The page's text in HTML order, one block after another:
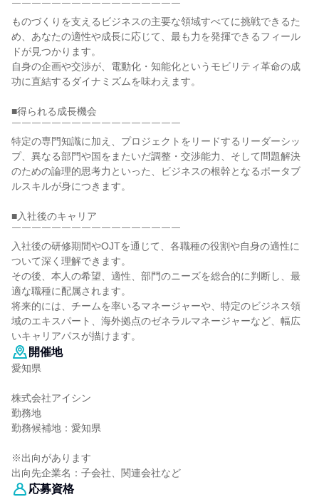
￣￣￣￣￣￣￣￣￣￣￣￣￣￣￣￣￣
ものづくりを支えるビジネスの主要な領域すべてに挑戦できるた
め、あなたの適性や成長に応じて、最も力を発揮できるフィール
ドが見つかります。
自身の企画や交渉が、電動化・知能化というモビリティ革命の成
功に直結するダイナミズムを味わえます。
■得られる成長機会
￣￣￣￣￣￣￣￣￣￣￣￣￣￣￣￣￣
特定の専門知識に加え、プロジェクトをリードするリーダーシッ
プ、異なる部門や国をまたいだ調整・交渉能力、そして問題解決
のための論理的思考力といった、ビジネスの根幹となるポータブ
ルスキルが身につきます。
■入社後のキャリア
￣￣￣￣￣￣￣￣￣￣￣￣￣￣￣￣￣
入社後の研修期間やOJTを通じて、各職種の役割や自身の適性に
ついて深く理解できます。
その後、本人の希望、適性、部門のニーズを総合的に判断し、最
適な職種に配属されます。
将来的には、チームを率いるマネージャーや、特定のビジネス領
域のエキスパート、海外拠点のゼネラルマネージャーなど、幅広
いキャリアパスが描けます。
開催地
愛知県
株式会社アイシン
勤務地
勤務候補地：愛知県
※出向があります
出向先企業名：子会社、関連会社など
応募資格